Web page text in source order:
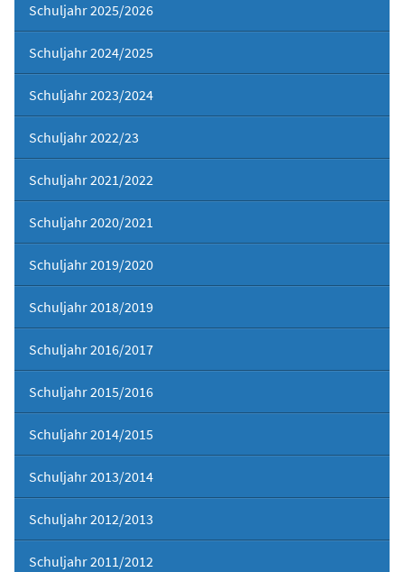
Schuljahr 2025/2026
Schuljahr 2024/2025
Schuljahr 2023/2024
Schuljahr 2022/23
Schuljahr 2021/2022
Schuljahr 2020/2021
Schuljahr 2019/2020
Schuljahr 2018/2019
Schuljahr 2016/2017
Schuljahr 2015/2016
Schuljahr 2014/2015
Schuljahr 2013/2014
Schuljahr 2012/2013
Schuljahr 2011/2012